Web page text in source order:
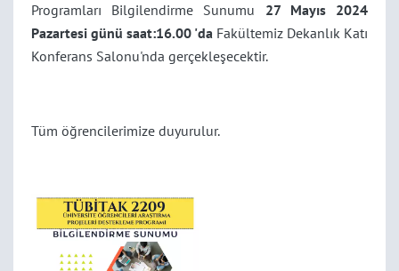
Programları Bilgilendirme Sunumu 27 Mayıs 2024
Pazartesi günü saat:16.00 'da Fakültemiz Dekanlık Katı
Konferans Salonu'nda gerçekleşecektir.
Tüm öğrencilerimize duyurulur.